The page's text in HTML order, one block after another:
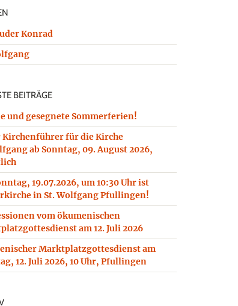
Konrad
BEITRÄGE
und gesegnete Sommerferien!
Kirchenführer für die Kirche
ab Sonntag, 09. August 2026,
19.07.2026, um 10:30 Uhr ist
in St. Wolfgang Pfullingen!
vom ökumenischen
am 12. Juli 2026
Marktplatzgottesdienst am
12. Juli 2026, 10 Uhr, Pfullingen